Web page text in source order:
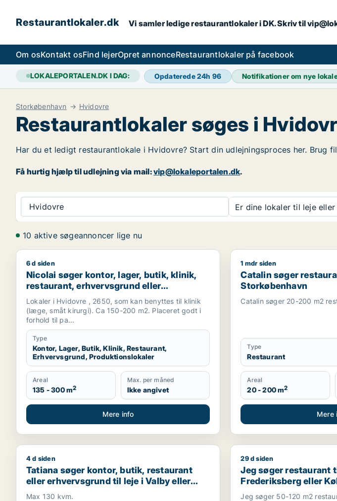
Restaurantlokaler.dk Vi samler ledige restaurantlokaler i DK. Skriv til
Om osKontakt osFind lejerOpret annonceRestaurantlokaler på facebook
LOKALEPORTALEN.DK I DAG: Opdaterede 24h 96 Notifikationer om nye
Storkøbenhavn Hvidovre
Restaurantlokaler søges i
Har du et ledigt restaurantlokale i Hvidovre? Start din udlejningsproces her.
Få hurtig hjælp til udlejning via mail:vip@lokaleportalen.dk.
Hvidovre Er dine lokaler til leje eller
10 aktive søgeannoncer lige nu
Nicolai søger kontor, lager, butik, klinik, restaurant, erhvervsgrund eller
6 d siden
Nicolai søger kontor, lager, butik, klinik,
restaurant, erhvervsgrund eller
produktionslokaler til leje i Hvidovre
Lokaler i Hvidovre , 2650, som kan benyttes til klinik
(læge, småt kirurgi). Ca 150-200 m2. Placeret godt i
forhold til pa...
Type
Kontor, Lager, Butik, Klinik, Restaurant,
Erhvervsgrund, Produktionslokaler
Areal
135 - 300 m2
Max. per måned
Ikke angivet
Mere info
Catalin søger restaurant
1 mdr siden
Catalin søger
Storkøbenhavn
Catalin søger 20-200 m2
Type
Restaurant
Areal
20 - 200 m2
Mere
Tatiana søger kontor, butik, restaurant eller erhvervsgrund til leje i Valby eller
4 d siden
Tatiana søger kontor, butik, restaurant
eller erhvervsgrund til leje i Valby eller
Hvidovre
Max 130 kvm.
Jeg søger restaurant til
29 d siden
Jeg søger restaurant
Frederiksberg eller
Jeg søger 50-120 m2